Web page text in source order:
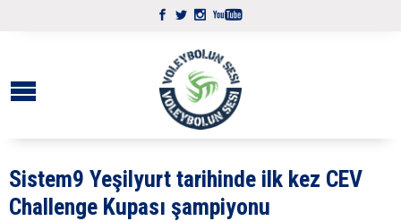
Sistem9 Yeşilyurt tarihinde ilk kez CEV
Challenge Kupası şampiyonu